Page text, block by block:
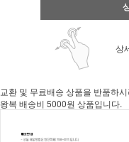
상
교환 및 무료배송 상품을 반품하
왕복 배송비 5000원 상품입니다.